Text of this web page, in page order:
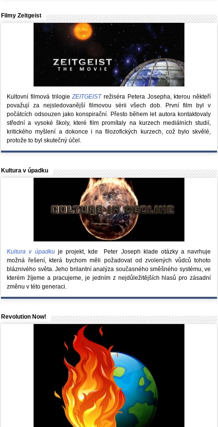
Filmy Zeitgeist
Kultovní filmová trilogieZEITGEISTrežiséra Petera Josepha, kterou někteří
považují za nejsledovanější filmovou sérii všech dob. První film byl v
počátcích odsouzen jako konspirační. Přesto během let autora kontaktovaly
střední a vysoké školy, které film promítaly na kurzech mediálních studií,
kritického myšlení a dokonce i na filozofických kurzech, což bylo skvělé,
protože to byl skutečný účel.
Kultura v úpadku
Kultura v úpadkuje projekt, kde Peter Joseph klade otázky a navrhuje
možná řešení, která bychom měli požadovat od zvolených vůdců tohoto
bláznivého světa. Jeho brilantní analýza současného směšného systému, ve
kterém žíjeme a pracujeme, je jedním z nejdůležitějších hlasů pro zásadní
změnu v této generaci.
Revolution Now!